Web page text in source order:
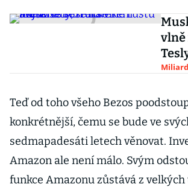
Teď od toho všeho Bezos
konkrétnější, čemu se bude ve
sedmapadesáti letech věnovat.
Amazon ale není málo. Svým
funkce Amazonu zůstává z